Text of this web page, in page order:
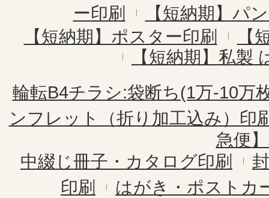
ー印刷
【短納期】パ
【短納期】ポスター印刷
【
【短納期】私製
輪転B4チラシ:袋断ち(1万-10万
ンフレット（折り加工込み）印
急便
中綴じ冊子・カタログ印刷
印刷
はがき・ポストカ